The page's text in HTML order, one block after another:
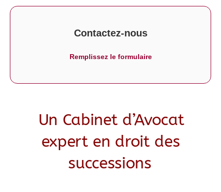
Contactez-nous
Remplissez le formulaire
Un Cabinet d’Avocat
expert en droit des
successions